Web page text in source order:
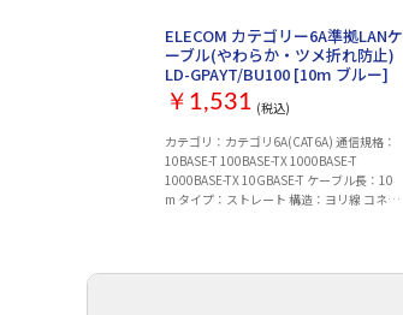
ELECOM カテゴリー6A準拠LANケ
ーブル(やわらか・ツメ折れ防止)
LD-GPAYT/BU100 [10m ブルー]
￥1,531 (税込)
カテゴリ：カテゴリ6A(CAT6A) 通信規格：
10BASE-T 100BASE-TX 1000BASE-T
1000BASE-TX 10GBASE-T ケーブル長：10
m タイプ：ストレート 構造：ヨリ線 コネク